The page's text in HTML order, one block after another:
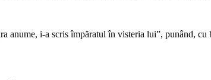
anume, i-a scris împăratul în visteria lui”, punând,